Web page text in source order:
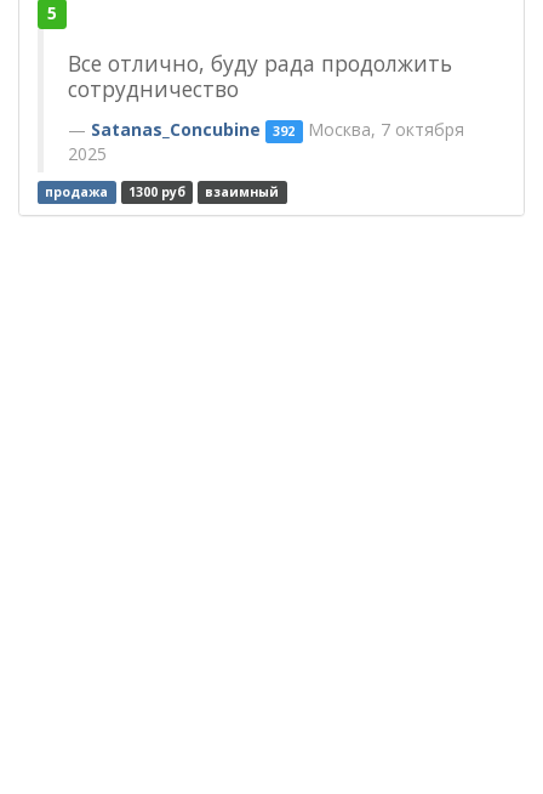
5
Все отлично, буду рада продолжить
сотрудничество
Satanas_Concubine 392 Москва, 7 октября
2025
продажа 1300 руб взаимный